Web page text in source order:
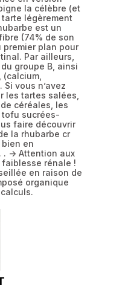
la célèbre (et
légèrement
est un
(74% de son
premier plan pour
Par ailleurs,
groupe B, ainsi
(calcium,
vous n’avez
les tartes salées,
céréales, les
tofu sucrées-
faire découvrir
la rhubarbe cr
en
-> Attention aux
rénale !
en raison de
organique